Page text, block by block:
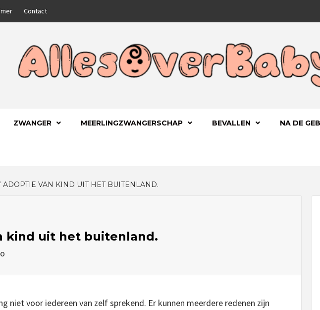
Contact
ZWANGER MEERLINGZWANGERSCHAP BEVALLEN NA DE
ADOPTIE VAN KIND UIT HET BUITENLAND.
kind uit het buitenland.
niet voor iedereen van zelf sprekend. Er kunnen meerdere redenen zijn